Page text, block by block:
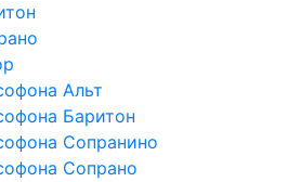
Альт
Баритон
Сопранино
Сопрано